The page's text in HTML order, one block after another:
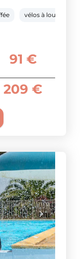
vélos à louer
91 €
209 €